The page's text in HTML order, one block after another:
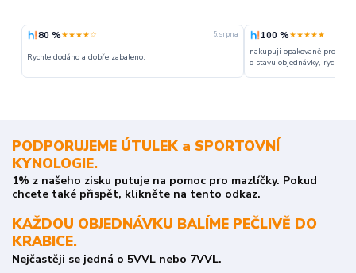
80 %★★★★☆ 5. srpna
Rychle dodáno a dobře zabaleno.
100 %★★★★★
nakupuji opakovaně pro
o stavu objednávky, rychlost
PODPORUJEME ÚTULEK a SPORTOVNÍ
KYNOLOGIE.
1% z našeho zisku putuje na pomoc pro mazlíčky. Pokud
chcete také přispět, klikněte na tento odkaz.
KAŽDOU OBJEDNÁVKU BALÍME PEČLIVĚ DO
KRABICE.
Nejčastěji se jedná o 5VVL nebo 7VVL.